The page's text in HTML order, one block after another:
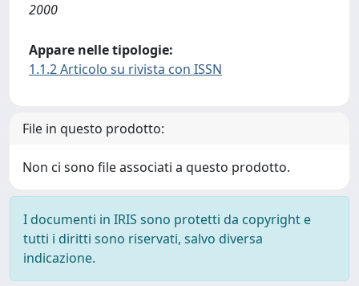
2000
Appare nelle tipologie:
1.1.2 Articolo su rivista con ISSN
File in questo prodotto:
Non ci sono file associati a questo prodotto.
I documenti in IRIS sono protetti da copyright e
tutti i diritti sono riservati, salvo diversa
indicazione.